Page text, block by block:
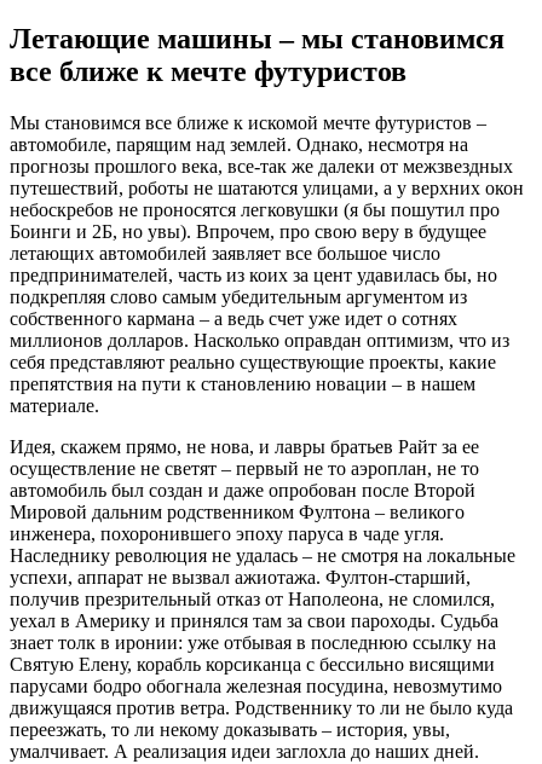
Летающие машины – мы становимся
все ближе к мечте футуристов
Мы становимся все ближе к искомой мечте футуристов –
автомобиле, парящим над землей. Однако, несмотря на
прогнозы прошлого века, все-так же далеки от межзвездных
путешествий, роботы не шатаются улицами, а у верхних окон
небоскребов не проносятся легковушки (я бы пошутил про
Боинги и 2Б, но увы). Впрочем, про свою веру в будущее
летающих автомобилей заявляет все большое число
предпринимателей, часть из коих за цент удавилась бы, но
подкрепляя слово самым убедительным аргументом из
собственного кармана – а ведь счет уже идет о сотнях
миллионов долларов. Насколько оправдан оптимизм, что из
себя представляют реально существующие проекты, какие
препятствия на пути к становлению новации – в нашем
материале.
Идея, скажем прямо, не нова, и лавры братьев Райт за ее
осуществление не светят – первый не то аэроплан, не то
автомобиль был создан и даже опробован после Второй
Мировой дальним родственником Фултона – великого
инженера, похоронившего эпоху паруса в чаде угля.
Наследнику революция не удалась – не смотря на локальные
успехи, аппарат не вызвал ажиотажа. Фултон-старший,
получив презрительный отказ от Наполеона, не сломился,
уехал в Америку и принялся там за свои пароходы. Судьба
знает толк в иронии: уже отбывая в последнюю ссылку на
Святую Елену, корабль корсиканца с бессильно висящими
парусами бодро обогнала железная посудина, невозмутимо
движущаяся против ветра. Родственнику то ли не было куда
переезжать, то ли некому доказывать – история, увы,
умалчивает. А реализация идеи заглохла до наших дней.